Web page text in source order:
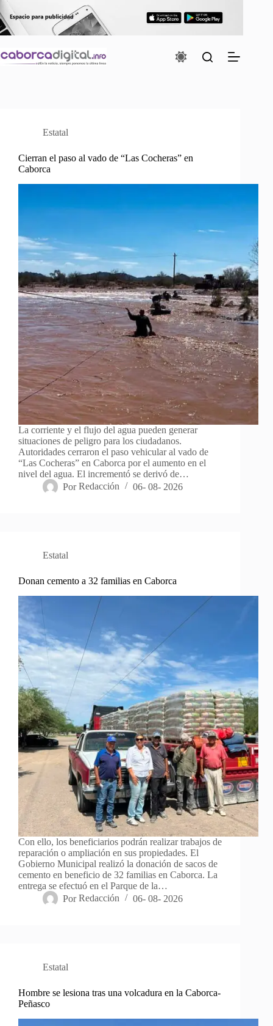
Saltar
al
contenido
Estatal
Cierran el paso al vado de “Las Cocheras” en
Caborca
La corriente y el flujo del agua pueden generar
situaciones de peligro para los ciudadanos.
Autoridades cerraron el paso vehicular al vado de
“Las Cocheras” en Caborca por el aumento en el
nivel del agua. El incrementó se derivó de…
Por Redacción 06- 08- 2026
Estatal
Donan cemento a 32 familias en Caborca
Con ello, los beneficiarios podrán realizar trabajos de
reparación o ampliación en sus propiedades. El
Gobierno Municipal realizó la donación de sacos de
cemento en beneficio de 32 familias en Caborca. La
entrega se efectuó en el Parque de la…
Por Redacción 06- 08- 2026
Estatal
Hombre se lesiona tras una volcadura en la Caborca-
Peñasco